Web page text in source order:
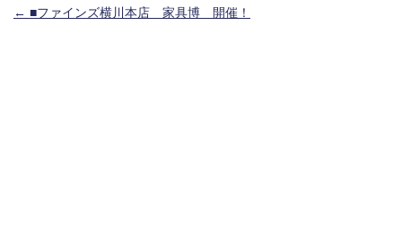
投稿ナビゲーション
← ■ファインズ横川本店 家具博 開催！